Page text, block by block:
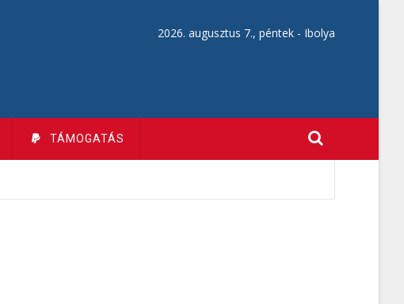
2026. augusztus 7., péntek - Ibolya
TÁMOGATÁS